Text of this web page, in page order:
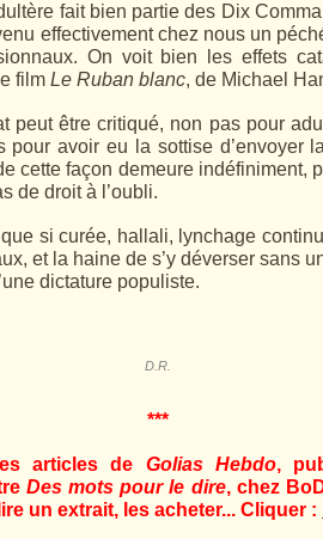
fait bien partie des Dix
effectivement chez nous un
On voit bien les effets
film Le Ruban blanc, de Michael
peut être critiqué, non pas pour
pour avoir eu la sottise d’envoyer
cette façon demeure indéfiniment,
de droit à l’oubli.
si curée, hallali, lynchage
et la haine de s’y déverser sans
dictature populiste.
D.R.
***
articles de Golias Hebdo,
Des mots pour le dire, chez
un extrait, les acheter... Cliquer :